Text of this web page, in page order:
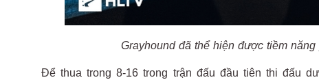
Grayhound đã thể hiện được tiềm
Để thua trong 8-16 trong trận đấu đầu tiên thi đấu